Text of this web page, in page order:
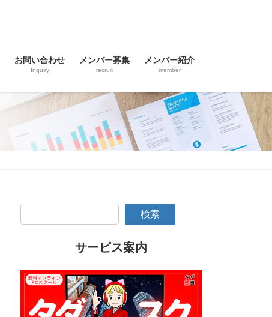
お問い合わせ
Inquiry
メンバー募集
recruit
メンバー紹介
member
検索
サービス案内